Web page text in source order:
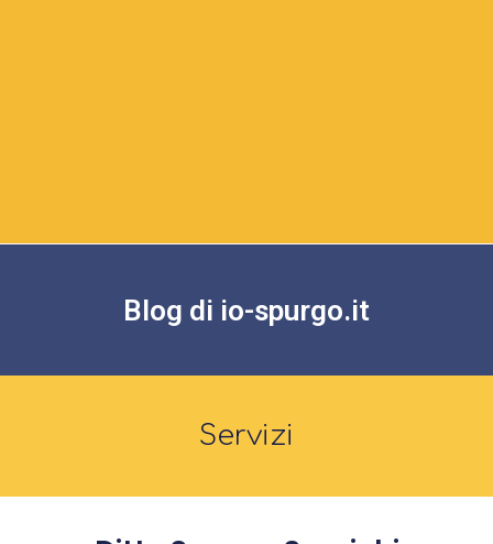
Blog di io-spurgo.it
Servizi